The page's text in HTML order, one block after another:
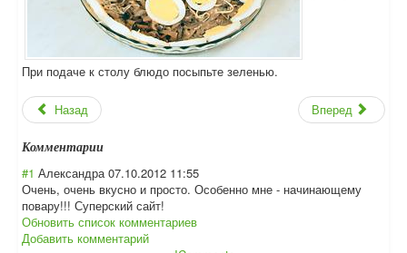
При подаче к столу блюдо посыпьте зеленью.
Назад Вперед
Комментарии
#1 Александра 07.10.2012 11:55
Очень, очень вкусно и просто. Особенно мне - начинающему
повару!!! Суперский сайт!
Обновить список комментариев
Добавить комментарий